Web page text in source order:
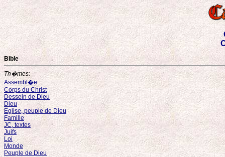
Bible
Th�mes:
Assembl�e
Corps du Christ
Dessein de Dieu
Dieu
Eglise, peuple de Dieu
Famille
JC, textes
Juifs
Loi
Monde
Peuple de Dieu